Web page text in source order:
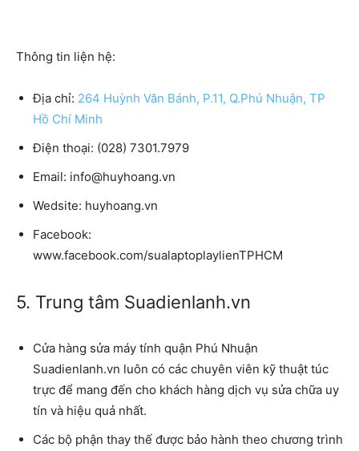
Thông tin liện hệ:
Địa chỉ: 264 Huỳnh Văn Bánh, P.11, Q.Phú Nhuận, TP
Hồ Chí Minh
Điện thoại: (028) 7301.7979
Email: info@huyhoang.vn
Wedsite: huyhoang.vn
Facebook:
www.facebook.com/sualaptoplaylienTPHCM
5. Trung tâm Suadienlanh.vn
Cửa hàng sửa máy tính quận Phú Nhuận
Suadienlanh.vn luôn có các chuyên viên kỹ thuật túc
trực để mang đến cho khách hàng dịch vụ sửa chữa uy
tín và hiệu quả nhất.
Các bộ phận thay thế được bảo hành theo chương trình